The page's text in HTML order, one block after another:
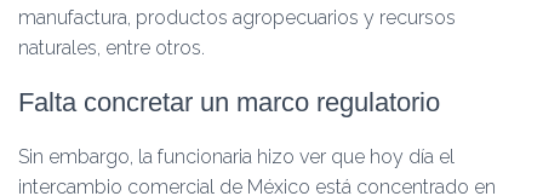
manufactura, productos agropecuarios y recursos
naturales, entre otros.
Falta concretar un marco regulatorio
Sin embargo, la funcionaria hizo ver que hoy día el
intercambio comercial de México está concentrado en